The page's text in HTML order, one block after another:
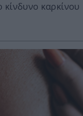
κίνδυνο καρκίνου